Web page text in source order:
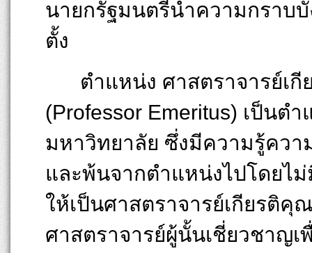
นายกรัฐมนตรีนำความกราบ
ตั้ง
ตำแหน่ง ศาสตราจารย์เ
(Professor Emeritus) เป็นต
มหาวิทยาลัย ซึ่งมีความรู้คว
และพ้นจากตำแหน่งไปโดยไ
ให้เป็นศาสตราจารย์เกียรติ
ศาสตราจารย์ผู้นั้นเชี่ยวชาญเ